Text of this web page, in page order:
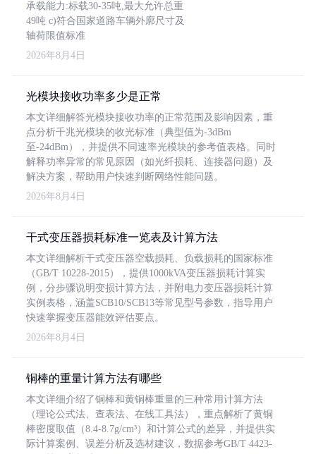
承载能力:标载30-35吨,最大允许总重
49吨 c)符合国家道路车辆外廓尺寸及
轴荷限值标准
2026年8月4日
光模块接收功率多少是正常
本文详细解答光模块接收功率的正常范围及影响因素，重
点分析千兆光模块的收光标准（典型值为-3dBm
至-24dBm），并提供不同速率光模块的参考值表格。同时
解释功率异常的常见原因（如光纤损耗、连接器问题）及
解决方案，帮助用户快速判断网络性能问题。
2026年8月4日
干式变压器损耗标准一览表及计算方法
本文详细解析干式变压器空载损耗、负载损耗的国家标准
（GB/T 10228-2015），提供1000kVA变压器损耗计算实
例，分步骤说明变损计算方法，并附电力变压器损耗计算
实例表格，涵盖SCB10/SCB13等常见型号参数，指导用户
快速掌握变压器能效评估要点。
2026年8月4日
铜棒的重量计算方法有哪些
本文详细介绍了铜棒和黄铜棒重量的三种常用计算方法
（理论公式法、查表法、在线工具法），重点解析了黄铜
棒密度取值（8.4-8.7g/cm³）和计算公式的差异，并提供实
际计算案例、误差分析及选材建议，数据参考GB/T 4423-